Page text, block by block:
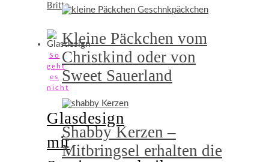
Britta
So
geht
es
nicht
Glasdesign
mit
Kleine Päckchen vom
Christkind oder von
Sweet Sauerland
Shabby Kerzen –
Mitbringsel erhalten die